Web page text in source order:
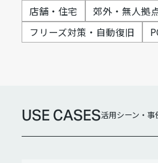
店舗・住宅
郊外・無人拠
フリーズ対策・自動復旧
USE CASES活用シーン・事